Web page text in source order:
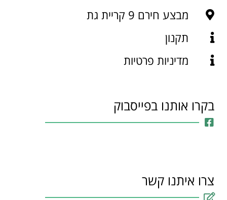
מבצע חירם 9 קריית גת
תקנון
מדיניות פרטיות
בקרו אותנו בפייסבוק
צרו איתנו קשר